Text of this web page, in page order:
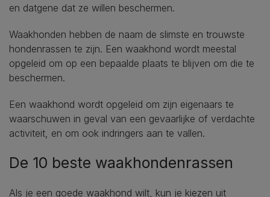
en datgene dat ze willen beschermen.
Waakhonden hebben de naam de slimste en trouwste
hondenrassen te zijn. Een waakhond wordt meestal
opgeleid om op een bepaalde plaats te blijven om die te
beschermen.
Een waakhond wordt opgeleid om zijn eigenaars te
waarschuwen in geval van een gevaarlijke of verdachte
activiteit, en om ook indringers aan te vallen.
De 10 beste waakhondenrassen
Als je een goede waakhond wilt, kun je kiezen uit